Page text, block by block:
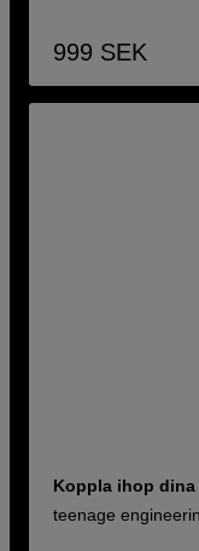
999 SEK
Koppla ihop dina
teenage